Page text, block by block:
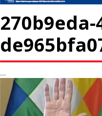
270b9eda-
...